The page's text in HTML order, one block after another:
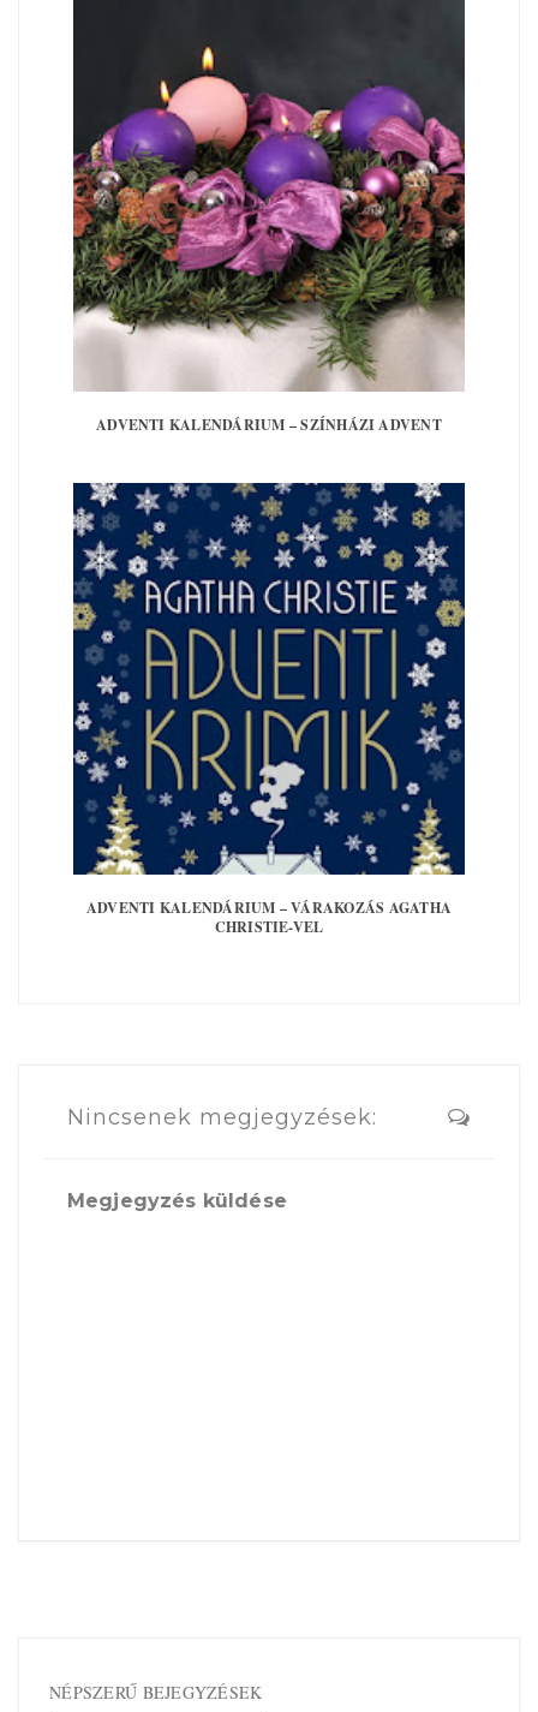
ADVENTI KALENDÁRIUM – SZÍNHÁZI ADVENT
ADVENTI KALENDÁRIUM – VÁRAKOZÁS AGATHA
CHRISTIE-VEL
Nincsenek megjegyzések:
Megjegyzés küldése
NÉPSZERŰ BEJEGYZÉSEK